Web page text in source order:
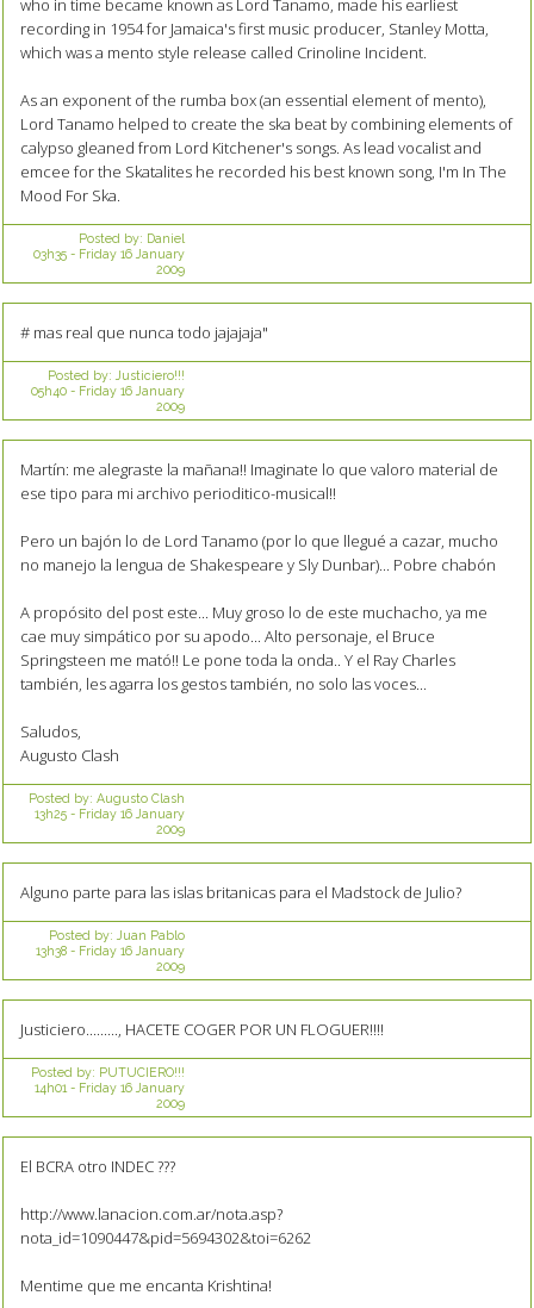
who in time became known as Lord Tanamo, made his earliest
recording in 1954 for Jamaica's first music producer, Stanley Motta,
which was a mento style release called Crinoline Incident.
As an exponent of the rumba box (an essential element of mento),
Lord Tanamo helped to create the ska beat by combining elements of
calypso gleaned from Lord Kitchener's songs. As lead vocalist and
emcee for the Skatalites he recorded his best known song, I'm In The
Mood For Ska.
Posted by: Daniel
03h35- Friday 16 January
2009
# mas real que nunca todo jajajaja"
Posted by: Justiciero!!!
05h40- Friday 16 January
2009
Martín: me alegraste la mañana!! Imaginate lo que valoro material de
ese tipo para mi archivo perioditico-musical!!
Pero un bajón lo de Lord Tanamo (por lo que llegué a cazar, mucho
no manejo la lengua de Shakespeare y Sly Dunbar)... Pobre chabón
A propósito del post este... Muy groso lo de este muchacho, ya me
cae muy simpático por su apodo... Alto personaje, el Bruce
Springsteen me mató!! Le pone toda la onda.. Y el Ray Charles
también, les agarra los gestos también, no solo las voces...
Saludos,
Augusto Clash
Posted by: Augusto Clash
13h25- Friday 16 January
2009
Alguno parte para las islas britanicas para el Madstock de Julio?
Posted by: Juan Pablo
13h38- Friday 16 January
2009
Justiciero........., HACETE COGER POR UN FLOGUER!!!!
Posted by: PUTUCIERO!!!
14h01 - Friday 16 January
2009
El BCRA otro INDEC ???
http://www.lanacion.com.ar/nota.asp?
nota_id=1090447&pid=5694302&toi=6262
Mentime que me encanta Krishtina!